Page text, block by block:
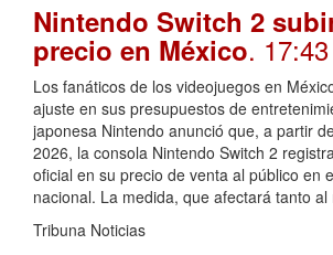
Nintendo Switch 2
precio en México. 17:43
Los fanáticos de los videojuegos en
ajuste en sus presupuestos de
japonesa Nintendo anunció que, a partir
2026, la consola Nintendo Switch 2
oficial en su precio de venta al público en
nacional. La medida, que afectará tanto al
Tribuna Noticias